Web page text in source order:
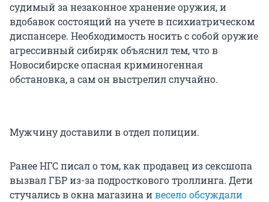
судимый за незаконное хранение оружия, и
вдобавок состоящий на учете в психиатрическом
диспансере. Необходимость носить с собой оружие
агрессивный сибиряк объяснил тем, что в
Новосибирске опасная криминогенная
обстановка, а сам он выстрелил случайно.
Мужчину доставили в отдел полиции.
Ранее НГС писал о том, как продавец из сексшопа
вызвал ГБР из-за подросткового троллинга. Дети
стучались в окна магазина ивесело обсуждали